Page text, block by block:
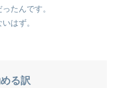
たんです。
はず。
る訳